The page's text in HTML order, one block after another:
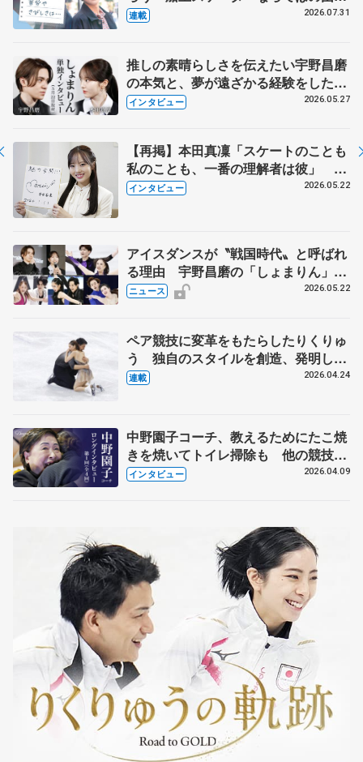
とは 影響あったPIW前キャプテン松
連載 2026.07.31
推しの素晴らしさを伝えたい宇野昌磨
の本気と、夢が遠ざかる経験をした本
田真凜の覚悟
インタビュー 2026.05.27
【再掲】本田真凜「スケートのことも
私のことも、一番の理解者は彼」 引
退時の単独インタビューで語った競技
インタビュー 2026.05.22
アイスダンスが〝戦国時代〟と呼ばれ
る理由 宇野昌磨の「しょまりん」ら
実力者が相次いで参戦 国内の競争激
ニュース 2026.05.22
ペア競技に変革をもたらしたりくりゅ
う 独自のスタイルを創造、発明した
【引退発表後②】
連載 2026.04.24
中野園子コーチ、教えるためにたこ焼
きを焼いてトイレ掃除も 他の競技に
も通用するという坂本花織の筋肉
インタビュー 2026.04.09